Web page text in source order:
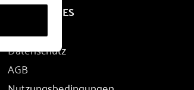
RECHTLICHES
Impressum
Datenschutz
AGB